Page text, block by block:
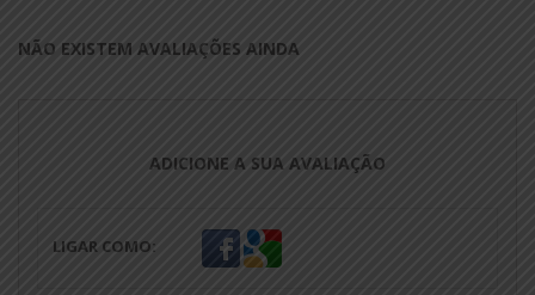
NÃO EXISTEM AVALIAÇÕES AINDA
ADICIONE A SUA AVALIAÇÃO
LIGAR COMO: